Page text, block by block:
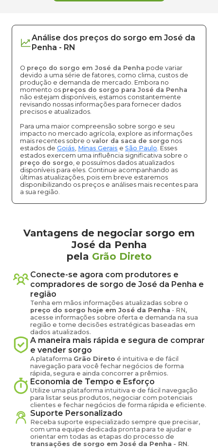
Análise dos preços do sorgo em José da
Penha - RN
O preço do sorgo em José da Penha pode variar
devido a uma série de fatores, como clima, custos de
produção e demanda de mercado. Embora no
momento os preços do sorgo para José da Penha
não estejam disponíveis, estamos constantemente
revisando nossas informações para fornecer dados
precisos e atualizados.
Para uma maior compreensão sobre sorgo e seu
impacto no mercado agrícola, explore as informações
mais recentes sobre o valor da saca de sorgo nos
estados de Goiás, Minas Gerais e São Paulo. Esses
estados exercem uma influência significativa sobre o
preço do sorgo, e possuímos dados atualizados
disponíveis para eles. Continue acompanhando as
últimas atualizações, pois em breve estaremos
disponibilizando os preços e análises mais recentes para
a sua região.
Vantagens de negociar sorgo em
José da Penha
pela Grão Direto
Conecte-se agora com produtores e
compradores de sorgo de José da Penha e
região
Tenha em mãos informações atualizadas sobre o
preço do sorgo hoje em José da Penha - RN,
acesse informações sobre oferta e demanda na sua
região e tome decisões estratégicas baseadas em
dados atualizados.
A maneira mais rápida e segura de comprar
e vender sorgo
A plataforma Grão Direto é intuitiva e de fácil
navegação para você fechar negócios de forma
rápida, segura e ainda concorrer a prêmios.
Economia de Tempo e Esforço
Utilize uma plataforma intuitiva e de fácil navegação
para listar seus produtos, negociar com potenciais
clientes e fechar negócios de forma rápida e eficiente.
Suporte Personalizado
Receba suporte especializado sempre que precisar,
com uma equipe dedicada pronta para te ajudar e
orientar em todas as etapas do processo de
transações de sorgo em José da Penha - RN.